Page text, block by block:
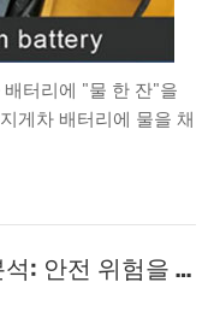
터리에 "물 한 잔"을
게차 배터리에 물을 채
량을 빠르게 살펴보세
는 주로 배터리 사용
따라 달라집니다. 정
는 일일 작업 시간 동
리의 정상적인 작동
빈도를 높여야 할 수
대표적인 지게차 사고 사례 분석: 안전 위험을 완전히 제거